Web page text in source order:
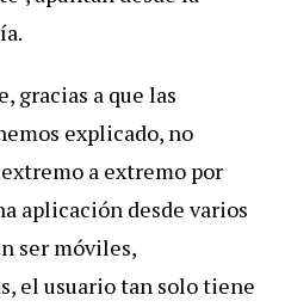
gracias a que las
explicado, no
a extremo por
aplicación desde varios
ser móviles,
el usuario tan solo tiene